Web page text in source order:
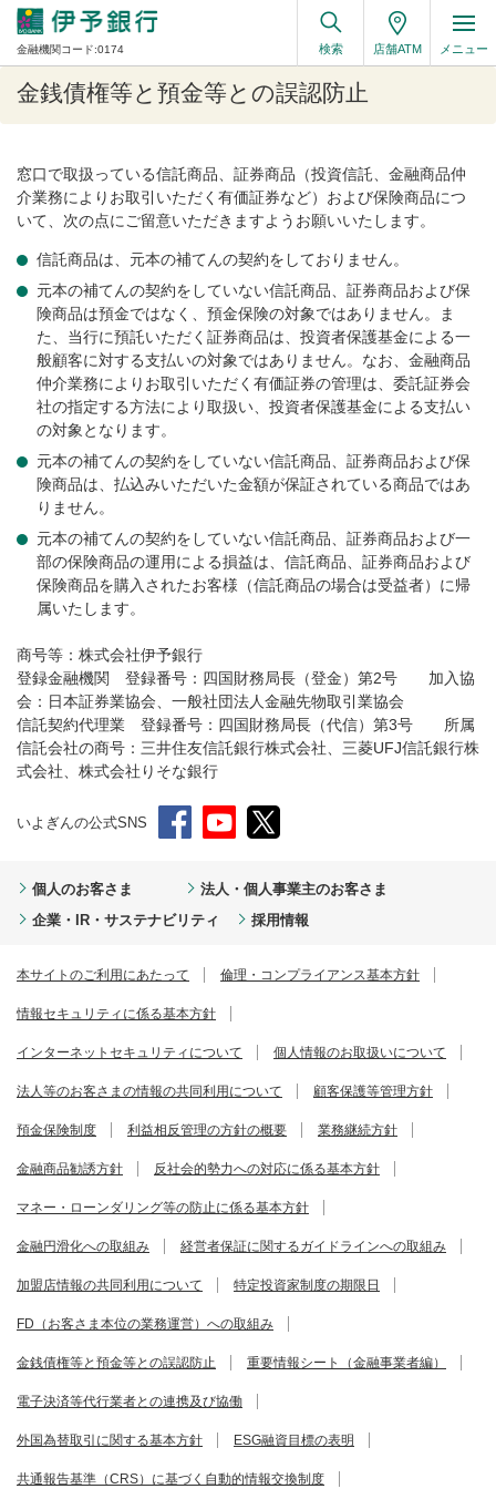
金融機関コード:0174 検索 店舗ATM メニュー
金銭債権等と預金等との誤認防止
窓口で取扱っている信託商品、証券商品（投資信託、金融商品仲
介業務によりお取引いただく有価証券など）および保険商品につ
いて、次の点にご留意いただきますようお願いいたします。
信託商品は、元本の補てんの契約をしておりません。
元本の補てんの契約をしていない信託商品、証券商品および保
険商品は預金ではなく、預金保険の対象ではありません。ま
た、当行に預託いただく証券商品は、投資者保護基金による一
般顧客に対する支払いの対象ではありません。なお、金融商品
仲介業務によりお取引いただく有価証券の管理は、委託証券会
社の指定する方法により取扱い、投資者保護基金による支払い
の対象となります。
元本の補てんの契約をしていない信託商品、証券商品および保
険商品は、払込みいただいた金額が保証されている商品ではあ
りません。
元本の補てんの契約をしていない信託商品、証券商品および一
部の保険商品の運用による損益は、信託商品、証券商品および
保険商品を購入されたお客様（信託商品の場合は受益者）に帰
属いたします。
商号等：株式会社伊予銀行
登録金融機関 登録番号：四国財務局長（登金）第2号 加入協
会：日本証券業協会、一般社団法人金融先物取引業協会
信託契約代理業 登録番号：四国財務局長（代信）第3号 所属
信託会社の商号：三井住友信託銀行株式会社、三菱UFJ信託銀行株
式会社、株式会社りそな銀行
いよぎんの公式SNS
個人のお客さま
法人・個人事業主のお客さま
企業・IR・サステナビリティ
採用情報
本サイトのご利用にあたって 倫理・コンプライアンス基本方針
情報セキュリティに係る基本方針
インターネットセキュリティについて 個人情報のお取扱いについて
法人等のお客さまの情報の共同利用について 顧客保護等管理方針
預金保険制度 利益相反管理の方針の概要 業務継続方針
金融商品勧誘方針 反社会的勢力への対応に係る基本方針
マネー・ローンダリング等の防止に係る基本方針
金融円滑化への取組み 経営者保証に関するガイドラインへの取組み
加盟店情報の共同利用について 特定投資家制度の期限日
FD（お客さま本位の業務運営）への取組み
金銭債権等と預金等との誤認防止 重要情報シート（金融事業者編）
電子決済等代行業者との連携及び協働
外国為替取引に関する基本方針 ESG融資目標の表明
共通報告基準（CRS）に基づく自動的情報交換制度